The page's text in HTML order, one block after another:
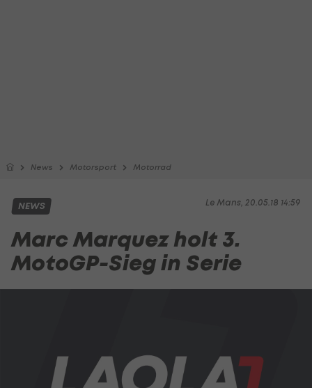
News Motorsport Motorrad
Le Mans, 20.05.18 14:59
NEWS
Marc Marquez holt 3.
MotoGP-Sieg in Serie